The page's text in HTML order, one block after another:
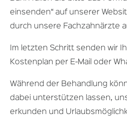
einsenden“ auf unserer
durch unsere Fachzahnärzte
Im letzten Schritt senden wir
Kostenplan per E-Mail oder
Während der Behandlung
dabei unterstützen lassen,
erkunden und